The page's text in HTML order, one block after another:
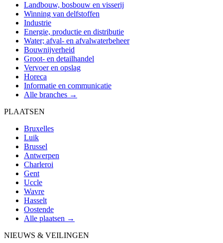
Landbouw, bosbouw en visserij
Winning van delfstoffen
Industrie
Energie, productie en distributie
Water; afval- en afvalwaterbeheer
Bouwnijverheid
Groot- en detailhandel
Vervoer en opslag
Horeca
Informatie en communicatie
Alle branches →
PLAATSEN
Bruxelles
Luik
Brussel
Antwerpen
Charleroi
Gent
Uccle
Wavre
Hasselt
Oostende
Alle plaatsen →
NIEUWS & VEILINGEN